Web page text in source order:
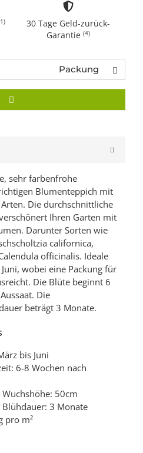
30 Tage Geld-zurück-
Garantie (4)
Packung
sehr farbenfrohe
Blumenteppich mit
Die durchschnittliche
Ihren Garten mit
Darunter Sorten wie
californica,
officinalis. Ideale
wobei eine Packung für
Die Blüte beginnt 6
Die
beträgt 3 Monate.
bis Juni
6-8 Wochen nach
50cm
3 Monate
pro m²